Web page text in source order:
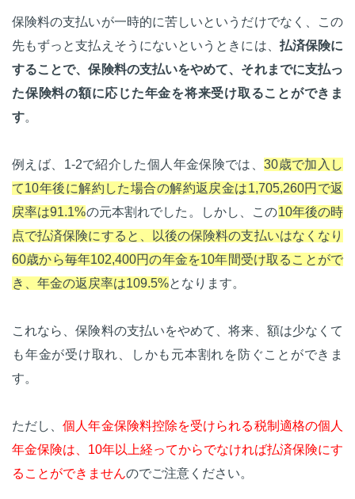
保険料の支払いが一時的に苦しいというだけでなく、この
先もずっと支払えそうにないというときには、 払済保険に
することで、保険料の支払いをやめて、それまでに支払っ
た保険料の額に応じた年金を将来受け取ることができま
す。
例えば、1-2で紹介した個人年金保険では、30歳で加入し
て10年後に解約した場合の解約返戻金は1,705,260円で返
戻率は91.1%の元本割れでした。しかし、この10年後の時
点で払済保険にすると、以後の保険料の支払いはなくなり
60歳から毎年102,400円の年金を10年間受け取ることがで
き、年金の返戻率は109.5%となります。
これなら、保険料の支払いをやめて、将来、額は少なくて
も年金が受け取れ、しかも元本割れを防ぐことができま
す。
ただし、個人年金保険料控除を受けられる税制適格の個人
年金保険は、10年以上経ってからでなければ払済保険にす
ることができませんのでご注意ください。